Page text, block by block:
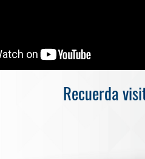
Recuerda